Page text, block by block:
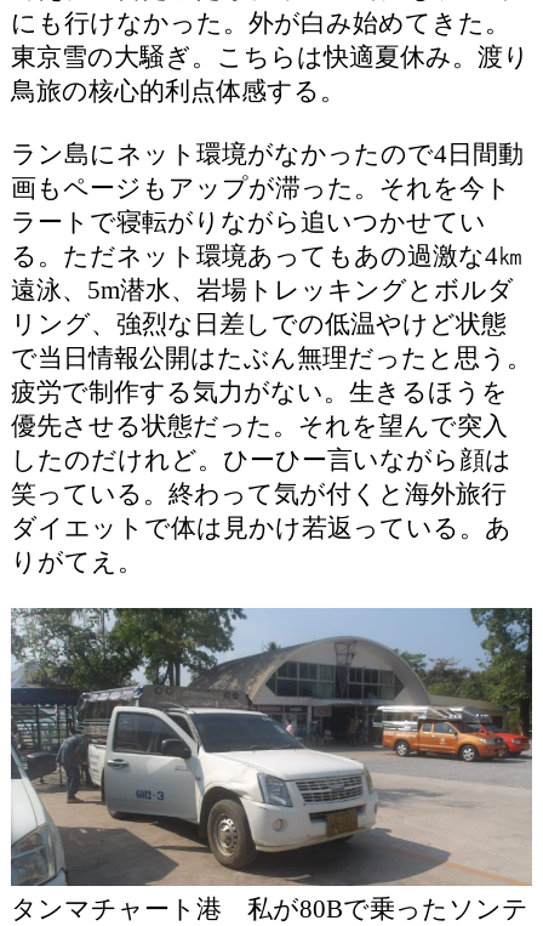
にも行けなかった。外が白み始めてきた。
東京雪の大騒ぎ。こちらは快適夏休み。渡り
鳥旅の核心的利点体感する。
ラン島にネット環境がなかったので4日間動
画もページもアップが滞った。それを今ト
ラートで寝転がりながら追いつかせてい
る。ただネット環境あってもあの過激な4㎞
遠泳、5m潜水、岩場トレッキングとボルダ
リング、強烈な日差しでの低温やけど状態
で当日情報公開はたぶん無理だったと思う。
疲労で制作する気力がない。生きるほうを
優先させる状態だった。それを望んで突入
したのだけれど。ひーひー言いながら顔は
笑っている。終わって気が付くと海外旅行
ダイエットで体は見かけ若返っている。あ
りがてえ。
タンマチャート港 私が80Bで乗ったソンテ